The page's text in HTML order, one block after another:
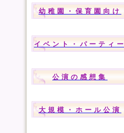
幼稚園・保育園向け
イベント・パーティー
公演の感想集
大規模・ホール公演